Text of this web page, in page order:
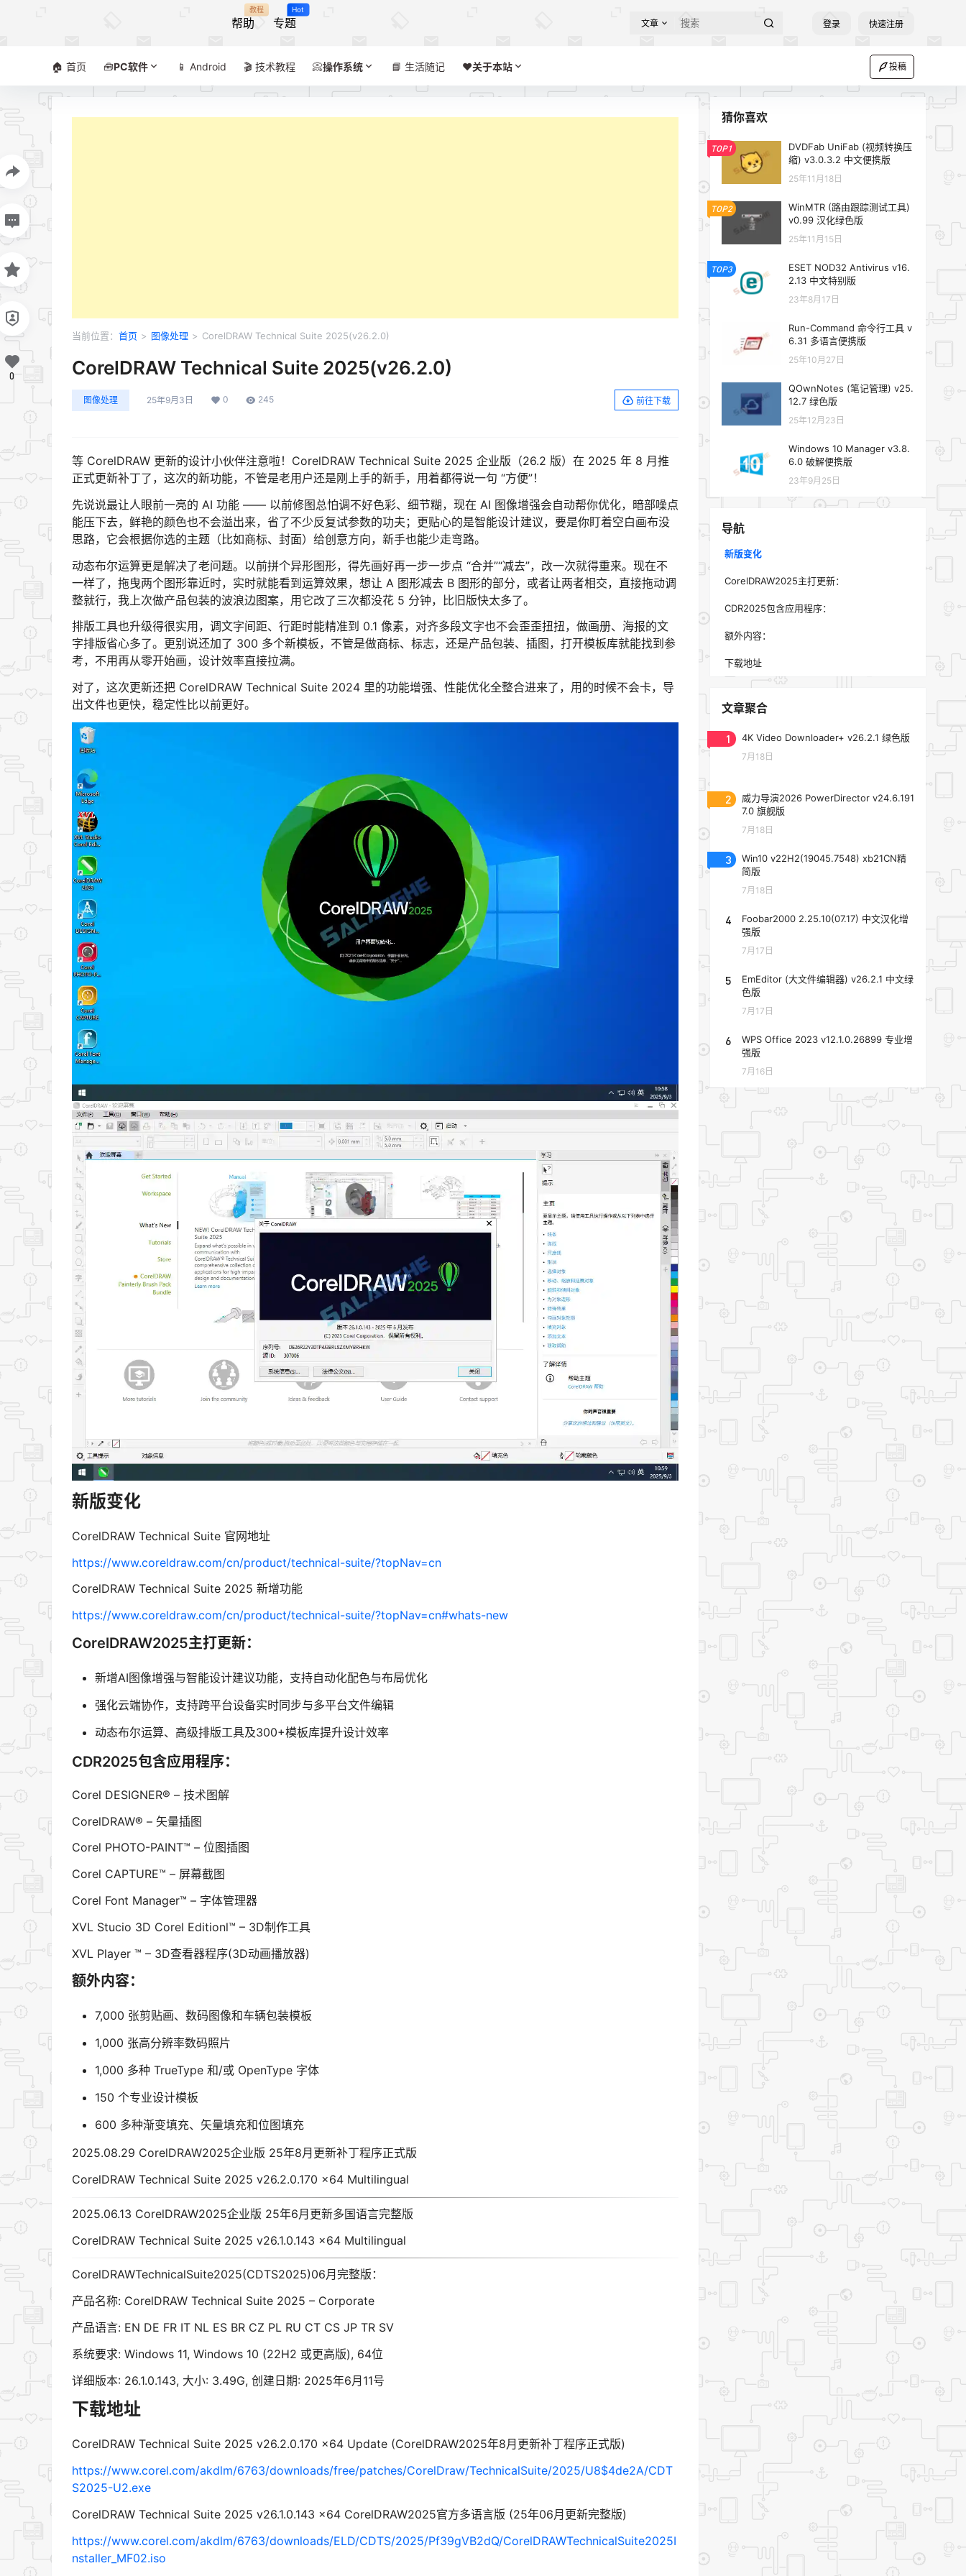
帮助
教程
专题
Hot
文章 登录 快速注册
🏠 首页 🧰PC软件 📱 Android 🎬 技术教程 📀操作系统 📘 生活随记 ❤️‍关于本站 投稿
当前位置： 首页 > 图像处理 > CorelDRAW Technical Suite 2025(v26.2.0)
CorelDRAW Technical Suite 2025(v26.2.0)
图像处理 25年9月3日 0 245 前往下载
等 CorelDRAW 更新的设计小伙伴注意啦！CorelDRAW Technical Suite 2025 企业版（26.2 版）在 2025 年 8 月推
正式更新补丁了，这次的新功能，不管是老用户还是刚上手的新手，用着都得说一句 “方便”！
先说说最让人眼前一亮的 AI 功能 —— 以前修图总怕调不好色彩、细节糊，现在 AI 图像增强会自动帮你优化，暗部噪点
能压下去，鲜艳的颜色也不会溢出来，省了不少反复试参数的功夫；更贴心的是智能设计建议，要是你盯着空白画布没
思路，它会根据你选的主题（比如商标、封面）给创意方向，新手也能少走弯路。
动态布尔运算更是解决了老问题。以前拼个异形图形，得先画好再一步一步点 “合并”“减去”，改一次就得重来。现在不
一样了，拖曳两个图形靠近时，实时就能看到运算效果，想让 A 图形减去 B 图形的部分，或者让两者相交，直接拖动调
整就行，我上次做产品包装的波浪边图案，用它改了三次都没花 5 分钟，比旧版快太多了。
排版工具也升级得很实用，调文字间距、行距时能精准到 0.1 像素，对齐多段文字也不会歪歪扭扭，做画册、海报的文
字排版省心多了。更别说还加了 300 多个新模板，不管是做商标、标志，还是产品包装、插图，打开模板库就能找到参
考，不用再从零开始画，设计效率直接拉满。
对了，这次更新还把 CorelDRAW Technical Suite 2024 里的功能增强、性能优化全整合进来了，用的时候不会卡，导
出文件也更快，稳定性比以前更好。
新版变化
CorelDRAW Technical Suite 官网地址
https://www.coreldraw.com/cn/product/technical-suite/?topNav=cn
CorelDRAW Technical Suite 2025 新增功能
https://www.coreldraw.com/cn/product/technical-suite/?topNav=cn#whats-new
CorelDRAW2025主打更新：
新增AI图像增强与智能设计建议功能，支持自动化配色与布局优化
强化云端协作，支持跨平台设备实时同步与多平台文件编辑
动态布尔运算、高级排版工具及300+模板库提升设计效率
CDR2025包含应用程序：
Corel DESIGNER® – 技术图解
CorelDRAW® – 矢量插图
Corel PHOTO-PAINT™ – 位图插图
Corel CAPTURE™ – 屏幕截图
Corel Font Manager™ – 字体管理器
XVL Stucio 3D Corel Editionl™ – 3D制作工具
XVL Player ™ – 3D查看器程序(3D动画播放器)
额外内容：
7,000 张剪贴画、数码图像和车辆包装模板
1,000 张高分辨率数码照片
1,000 多种 TrueType 和/或 OpenType 字体
150 个专业设计模板
600 多种渐变填充、矢量填充和位图填充
2025.08.29 CorelDRAW2025企业版 25年8月更新补丁程序正式版
CorelDRAW Technical Suite 2025 v26.2.0.170 x64 Multilingual
2025.06.13 CorelDRAW2025企业版 25年6月更新多国语言完整版
CorelDRAW Technical Suite 2025 v26.1.0.143 x64 Multilingual
CorelDRAWTechnicalSuite2025(CDTS2025)06月完整版：
产品名称: CorelDRAW Technical Suite 2025 – Corporate
产品语言: EN DE FR IT NL ES BR CZ PL RU CT CS JP TR SV
系统要求: Windows 11, Windows 10 (22H2 或更高版), 64位
详细版本: 26.1.0.143, 大小: 3.49G, 创建日期: 2025年6月11号
下载地址
CorelDRAW Technical Suite 2025 v26.2.0.170 x64 Update (CorelDRAW2025年8月更新补丁程序正式版)
https://www.corel.com/akdlm/6763/downloads/free/patches/CorelDraw/TechnicalSuite/2025/U8$4de2A/CDT
S2025-U2.exe
CorelDRAW Technical Suite 2025 v26.1.0.143 x64 CorelDRAW2025官方多语言版 (25年06月更新完整版)
https://www.corel.com/akdlm/6763/downloads/ELD/CDTS/2025/Pf39gVB2dQ/CorelDRAWTechnicalSuite2025I
nstaller_MF02.iso
0
猜你喜欢
TOP1
DVDFab UniFab (视频转换压
缩) v3.0.3.2 中文便携版
25年11月18日
TOP2
WinMTR (路由跟踪测试工具)
v0.99 汉化绿色版
25年11月15日
TOP3
ESET NOD32 Antivirus v16.
2.13 中文特别版
23年8月17日
Run-Command 命令行工具 v
6.31 多语言便携版
25年10月27日
QOwnNotes (笔记管理) v25.
12.7 绿色版
25年12月23日
Windows 10 Manager v3.8.
6.0 破解便携版
23年9月25日
导航
新版变化
CorelDRAW2025主打更新：
CDR2025包含应用程序：
额外内容：
下载地址
文章聚合
1 4K Video Downloader+ v26.2.1 绿色版
7月18日
2
威力导演2026 PowerDirector v24.6.191
7.0 旗舰版
7月18日
3
Win10 v22H2(19045.7548) xb21CN精
简版
7月18日
4
Foobar2000 2.25.10(07.17) 中文汉化增
强版
7月17日
5
EmEditor (大文件编辑器) v26.2.1 中文绿
色版
7月17日
6
WPS Office 2023 v12.1.0.26899 专业增
强版
7月16日